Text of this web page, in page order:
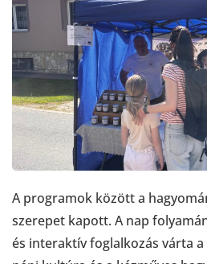
A programok között a
szerepet kapott. A nap
és interaktív foglalkozás várta